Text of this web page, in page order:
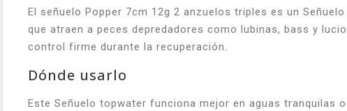
El señuelo Popper 7cm 12g 2 anzuelos triples es un
que atraen a peces depredadores como lubinas, bass y
control firme durante la recuperación.
Dónde usarlo
Este Señuelo topwater funciona mejor en aguas tranquilas